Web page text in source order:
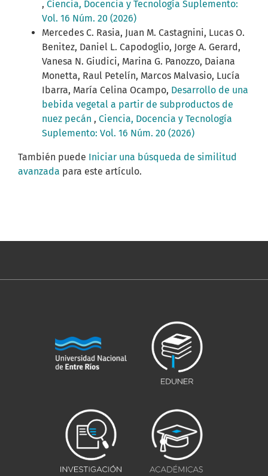
, Ciencia, Docencia y Tecnología Suplemento:
Vol. 16 Núm. 20 (2026)
Mercedes C. Rasia, Juan M. Castagnini, Lucas O.
Benitez, Daniel L. Capodoglio, Jorge A. Gerard,
Vanesa N. Giudici, Marina G. Panozzo, Daiana
Monetta, Raul Petelín, Marcos Malvasio, Lucía
Ibarra, María Celina Ocampo, Desarrollo de una
bebida vegetal a partir de subproductos de
nuez pecán , Ciencia, Docencia y Tecnología
Suplemento: Vol. 16 Núm. 20 (2026)
También puede Iniciar una búsqueda de similitud
avanzada para este artículo.